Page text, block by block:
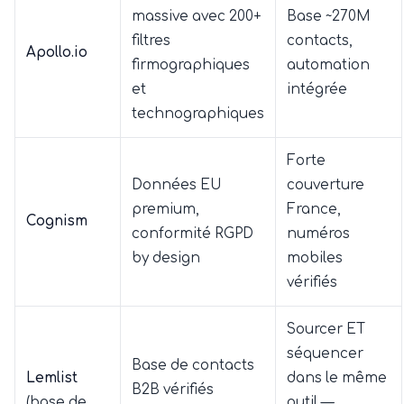
Apollo.io
massive avec 200+
filtres
firmographiques
et
technographiques
Base ~270M
contacts,
automation
intégrée
Cognism
Données EU
premium,
conformité RGPD
by design
Forte
couverture
France,
numéros
mobiles
vérifiés
Lemlist
Base de contacts
B2B vérifiés
Sourcer ET
séquencer
dans le même